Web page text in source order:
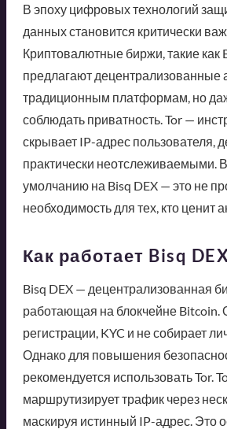
В эпоху цифровых технологий
данных становится критически
Криптовалютные биржи, такие как
предлагают децентрализованные
традиционным платформам, но
соблюдать приватность. Tor —
скрывает IP-адрес пользователя,
практически неотслеживаемыми.
умолчанию на Bisq DEX — это не
необходимость для тех, кто ценит
Как работает Bisq
Bisq DEX — децентрализованная
работающая на блокчейне Bitcoin.
регистрации, KYC и не собирает
Однако для повышения
рекомендуется использовать Tor.
маршрутизирует трафик через
маскируя истинный IP-адрес. Это